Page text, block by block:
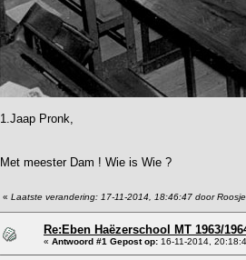
1.Jaap Pronk,
Met meester Dam ! Wie is Wie ?
« Laatste verandering: 17-11-2014, 18:46:47 door Roosje
Re:Eben Haëzerschool MT 1963/
« Antwoord #1 Gepost op: 16-11-2014,